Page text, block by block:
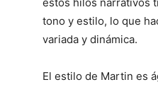
estos hilos narrativos
tono y estilo, lo que
variada y dinámica.
El estilo de Martin es